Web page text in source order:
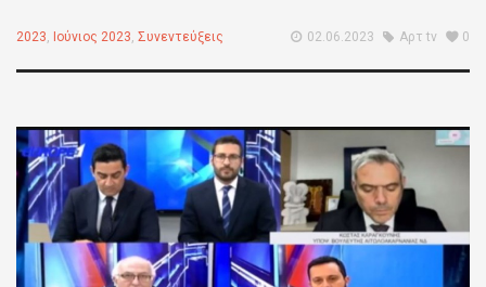
2023, Ιούνιος 2023, Συνεντεύξεις 02.06.2023 Αρτ tv 0